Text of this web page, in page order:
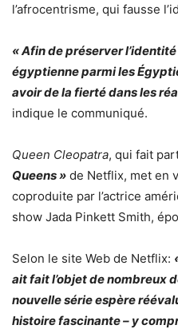
l’afrocentrisme, qui fausse
« Afin de préserver
égyptienne parmi les
avoir de la fierté dans les
indique le communiqué.
Queen Cleopatra, qui fait
Queens » de Netflix, met en
coproduite par l’actrice
show Jada Pinkett Smith,
Selon le site Web de Netflix:
ait fait l’objet de nombreux
nouvelle série espère
histoire fascinante – y